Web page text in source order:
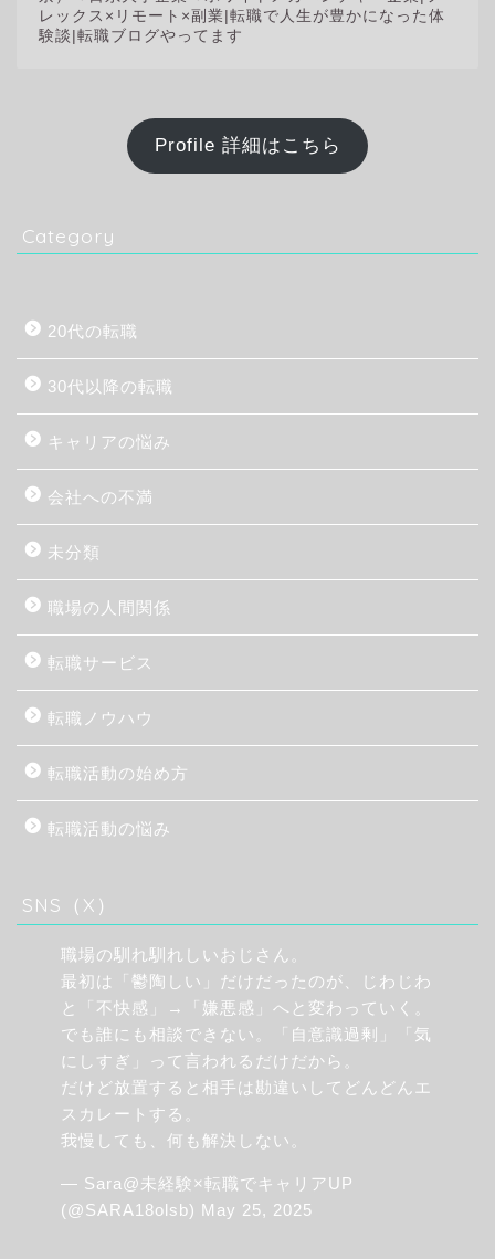
レックス×リモート×副業|転職で人生が豊かになった体
験談|転職ブログやってます
Profile 詳細はこちら
Category
20代の転職
30代以降の転職
キャリアの悩み
会社への不満
未分類
職場の人間関係
転職サービス
転職ノウハウ
転職活動の始め方
転職活動の悩み
SNS（X）
職場の馴れ馴れしいおじさん。
最初は「鬱陶しい」だけだったのが、じわじわ
と「不快感」→「嫌悪感」へと変わっていく。
でも誰にも相談できない。「自意識過剰」「気
にしすぎ」って言われるだけだから。
だけど放置すると相手は勘違いしてどんどんエ
スカレートする。
我慢しても、何も解決しない。
— Sara@未経験×転職でキャリアUP
(@SARA18olsb) May 25, 2025